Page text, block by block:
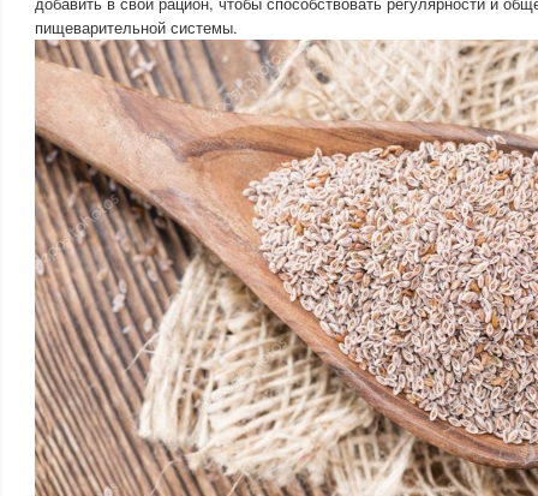
пищеварительной системы.